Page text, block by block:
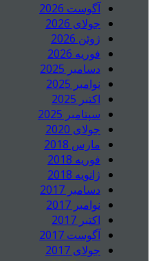
آگوست 2026
جولای 2026
ژوئن 2026
فوریه 2026
دسامبر 2025
نوامبر 2025
اکتبر 2025
سپتامبر 2025
جولای 2020
مارس 2018
فوریه 2018
ژانویه 2018
دسامبر 2017
نوامبر 2017
اکتبر 2017
آگوست 2017
جولای 2017